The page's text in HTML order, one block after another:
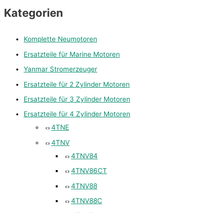
Kategorien
Komplette Neumotoren
Ersatzteile für Marine Motoren
Yanmar Stromerzeuger
Ersatzteile für 2 Zylinder Motoren
Ersatzteile für 3 Zylinder Motoren
Ersatzteile für 4 Zylinder Motoren
4TNE
4TNV
4TNV84
4TNV86CT
4TNV88
4TNV88C